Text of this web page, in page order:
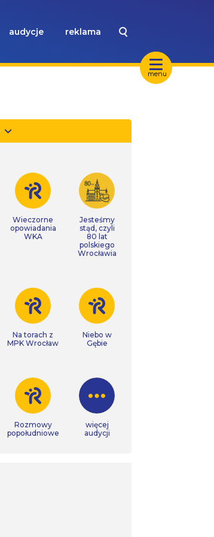
menu
audycje reklama
Wieczorne
opowiadania
WKA
Jesteśmy
stąd, czyli
80 lat
polskiego
Wrocławia
Na torach z
MPK Wrocław
Niebo w
Gębie
Rozmowy
popołudniowe
więcej
audycji